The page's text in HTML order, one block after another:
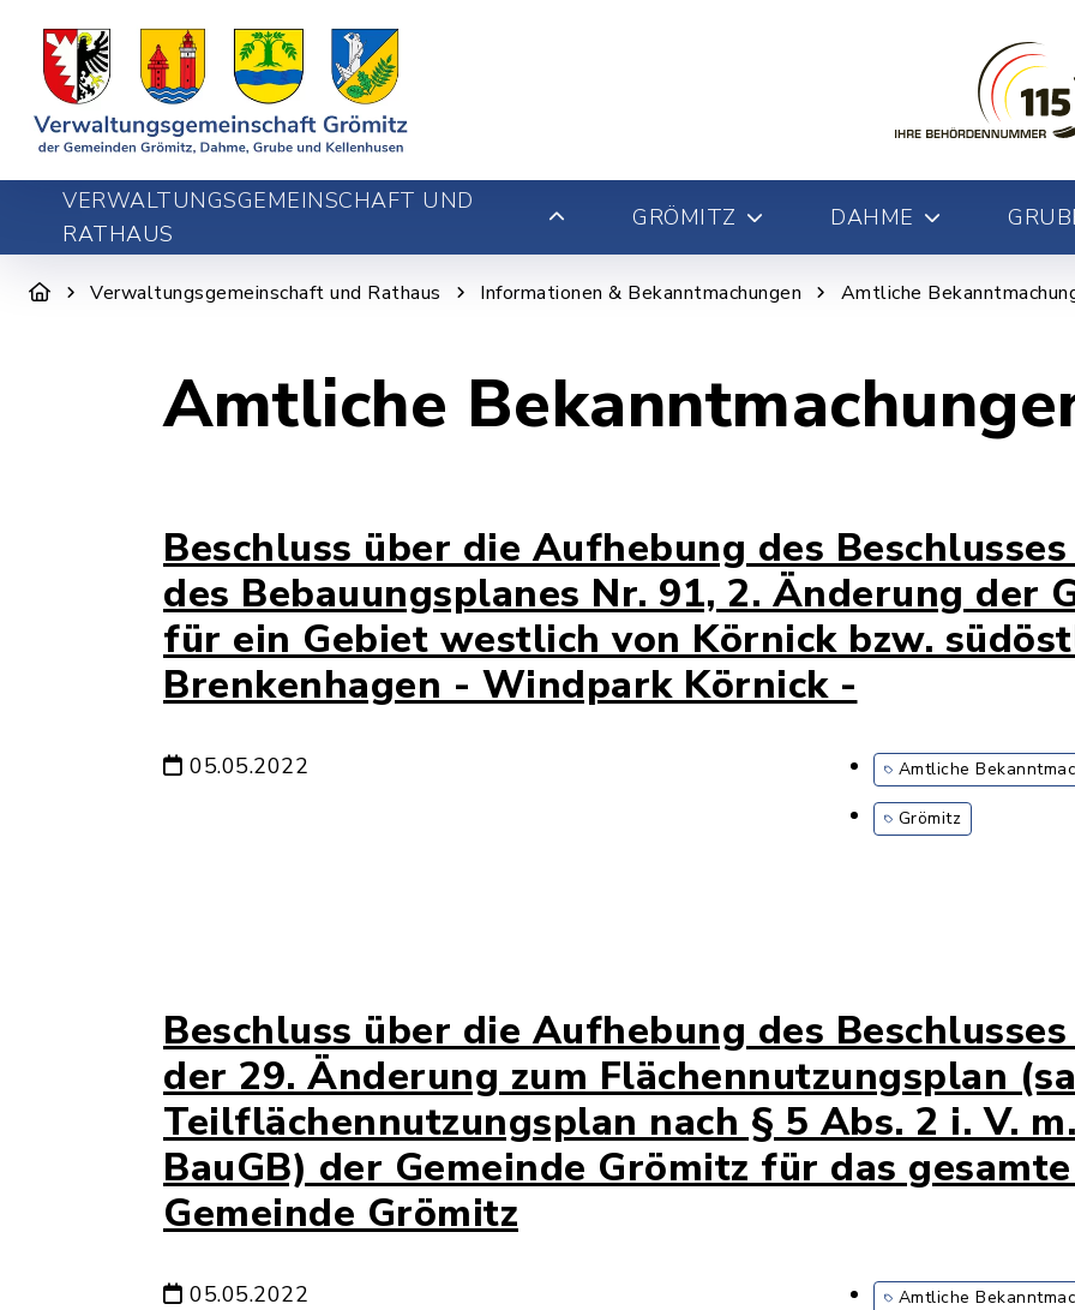
VERWALTUNGSGEMEINSCHAFT UND
RATHAUS
GRÖMITZ DAHME
Verwaltungsgemeinschaft und Rathaus Informationen & Bekanntmachungen Amtliche
Amtliche
Beschluss über die Aufhebung des
des Bebauungsplanes Nr. 91, 2. Änderung der
für ein Gebiet westlich von Körnick bzw.
Brenkenhagen - Windpark Körnick -
05.05.2022 Amtliche
Grömitz
Beschluss über die Aufhebung des
der 29. Änderung zum Flächennutzungsplan
Teilflächennutzungsplan nach § 5 Abs. 2 i. V.
BauGB) der Gemeinde Grömitz für das
Gemeinde Grömitz
05.05.2022 Amtliche